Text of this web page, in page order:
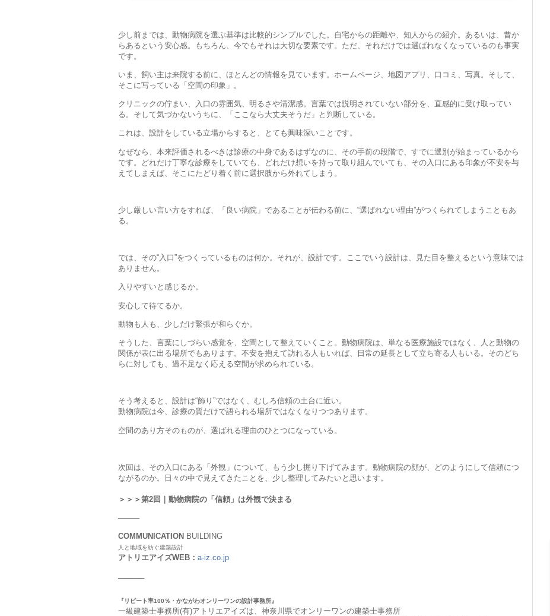
少し前までは、動物病院を選ぶ基準は比較的シンプルでした。自宅からの距離や、知人からの紹介。あるいは、昔か
らあるという安心感。もちろん、今でもそれは大切な要素です。ただ、それだけでは選ばれなくなっているのも事実
です。
いま、飼い主は来院する前に、ほとんどの情報を見ています。ホームページ、地図アプリ、口コミ、写真。そして、
そこに写っている「空間の印象」。
クリニックの佇まい、入口の雰囲気、明るさや清潔感。言葉では説明されていない部分を、直感的に受け取ってい
る。そして気づかないうちに、「ここなら大丈夫そうだ」と判断している。
これは、設計をしている立場からすると、とても興味深いことです。
なぜなら、本来評価されるべきは診療の中身であるはずなのに、その手前の段階で、すでに選別が始まっているから
です。どれだけ丁寧な診療をしていても、どれだけ想いを持って取り組んでいても、その入口にある印象が不安を与
えてしまえば、そこにたどり着く前に選択肢から外れてしまう。
少し厳しい言い方をすれば、「良い病院」であることが伝わる前に、“選ばれない理由”がつくられてしまうこともあ
る。
では、その“入口”をつくっているものは何か。それが、設計です。ここでいう設計は、見た目を整えるという意味では
ありません。
入りやすいと感じるか。
安心して待てるか。
動物も人も、少しだけ緊張が和らぐか。
そうした、言葉にしづらい感覚を、空間として整えていくこと。動物病院は、単なる医療施設ではなく、人と動物の
関係が表に出る場所でもあります。不安を抱えて訪れる人もいれば、日常の延長として立ち寄る人もいる。そのどち
らに対しても、過不足なく応える空間が求められている。
そう考えると、設計は“飾り”ではなく、むしろ信頼の土台に近い。
動物病院は今、診療の質だけで語られる場所ではなくなりつつあります。
空間のあり方そのものが、選ばれる理由のひとつになっている。
次回は、その入口にある「外観」について、もう少し掘り下げてみます。動物病院の顔が、どのようにして信頼につ
ながるのか。日々の中で見えてきたことを、少し整理してみたいと思います。
＞＞＞第2回｜動物病院の「信頼」は外観で決まる
────
COMMUNICATION BUILDING
人と地域を紡ぐ建築設計
アトリエアイズWEB： a-iz.co.jp
────
『リピート率100％・かながわオンリーワンの設計事務所』
一級建築士事務所(有)アトリエアイズは、神奈川県でオンリーワンの建築士事務所